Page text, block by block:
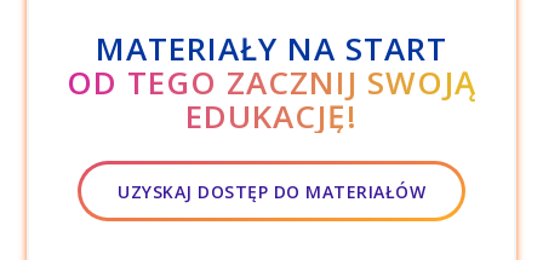
MATERIAŁY NA START
OD TEGO ZACZNIJ SWOJĄ
EDUKACJĘ!
UZYSKAJ DOSTĘP DO MATERIAŁÓW